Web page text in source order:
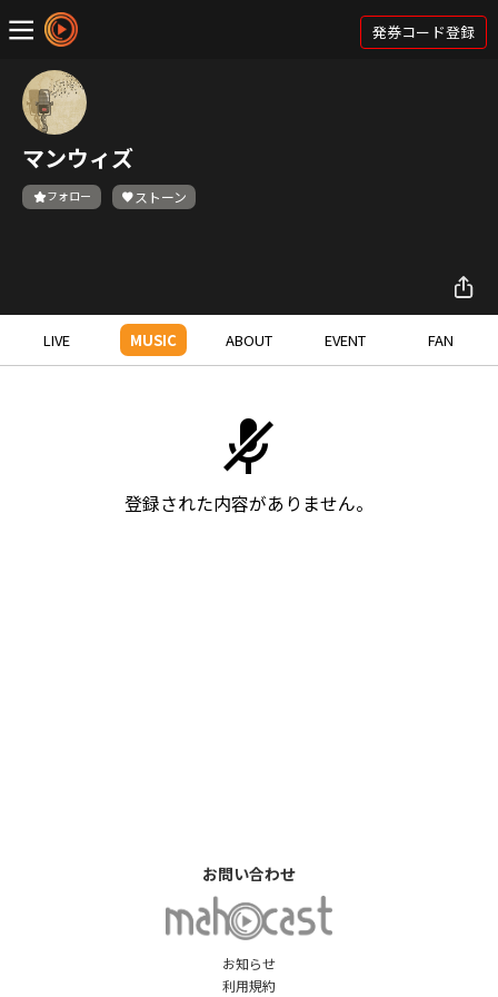
発券コード登録
マンウィズ
フォロー ストーン
LIVE MUSIC ABOUT EVENT FAN
登録された内容がありません。
お知らせ
利用規約
お問い合わせ